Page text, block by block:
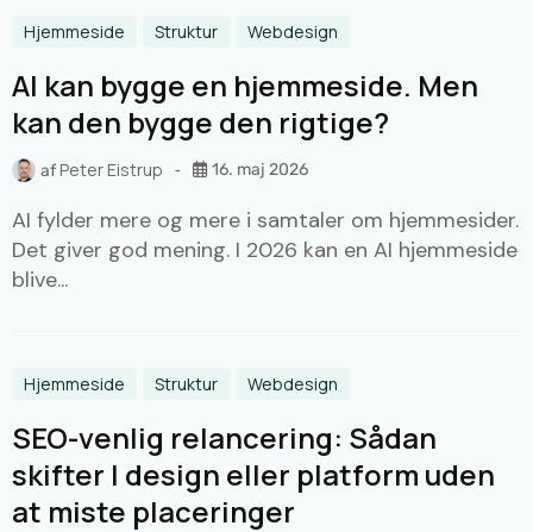
Hjemmeside Struktur Webdesign
AI kan bygge en hjemmeside. Men
kan den bygge den rigtige?
afPeter Eistrup 16. maj 2026
AI fylder mere og mere i samtaler om hjemmesider.
Det giver god mening. I 2026 kan en AI hjemmeside
blive...
Hjemmeside Struktur Webdesign
SEO-venlig relancering: Sådan
skifter I design eller platform uden
at miste placeringer